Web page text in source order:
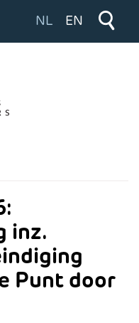
Selecteer de taal
NL EN
inz.
Punt door